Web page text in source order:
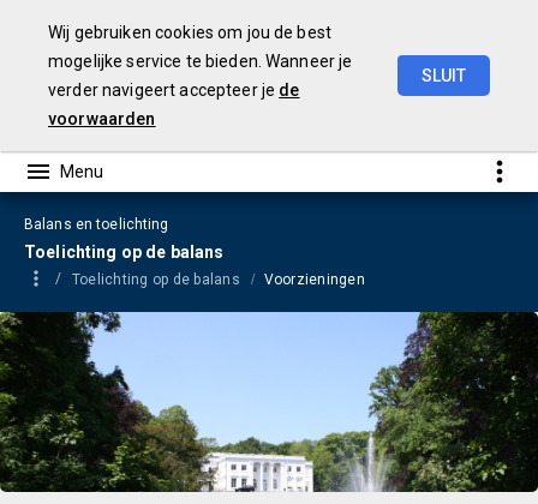
Wij gebruiken cookies om jou de best
mogelijke service te bieden. Wanneer je
verder navigeert accepteer je de
voorwaarden
SLUIT
Balans en toelichting
Toelichting op de balans
Toelichting op de balans Voorzieningen